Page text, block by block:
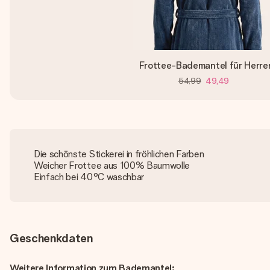
Frottee-Bademantel für
54,99 49,49
Die schönste Stickerei in fröhlichen Farben
Weicher Frottee aus 100% Baumwolle
Einfach bei 40°C waschbar
Geschenkdaten